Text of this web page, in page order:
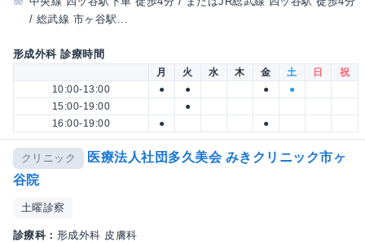
/ 総武線 市ヶ谷駅...
形成外科 診療時間
月 火 水 木 金 土 日
祝
10:00-13:00
● ● ●
●
15:00-19:00
●
16:00-19:00
● ●
クリニック
医療法人社団多久美会 みきクリニック市ヶ
谷院
土曜診察
診療科： 形成外科 皮膚科